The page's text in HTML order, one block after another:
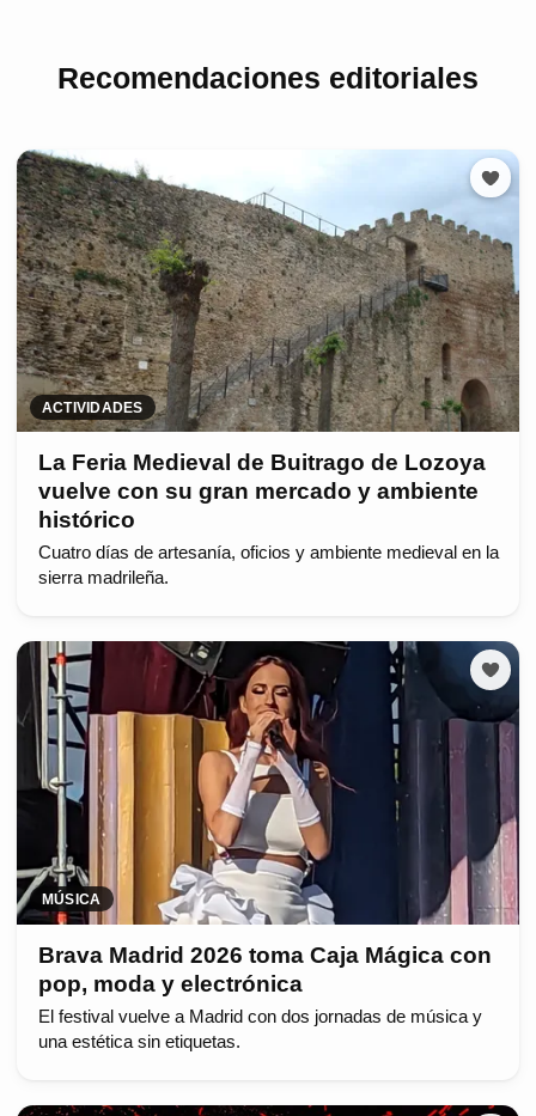
Recomendaciones editoriales
ACTIVIDADES
La Feria Medieval de Buitrago de Lozoya
vuelve con su gran mercado y ambiente
histórico
Cuatro días de artesanía, oficios y ambiente medieval en la
sierra madrileña.
MÚSICA
Brava Madrid 2026 toma Caja Mágica con
pop, moda y electrónica
El festival vuelve a Madrid con dos jornadas de música y
una estética sin etiquetas.